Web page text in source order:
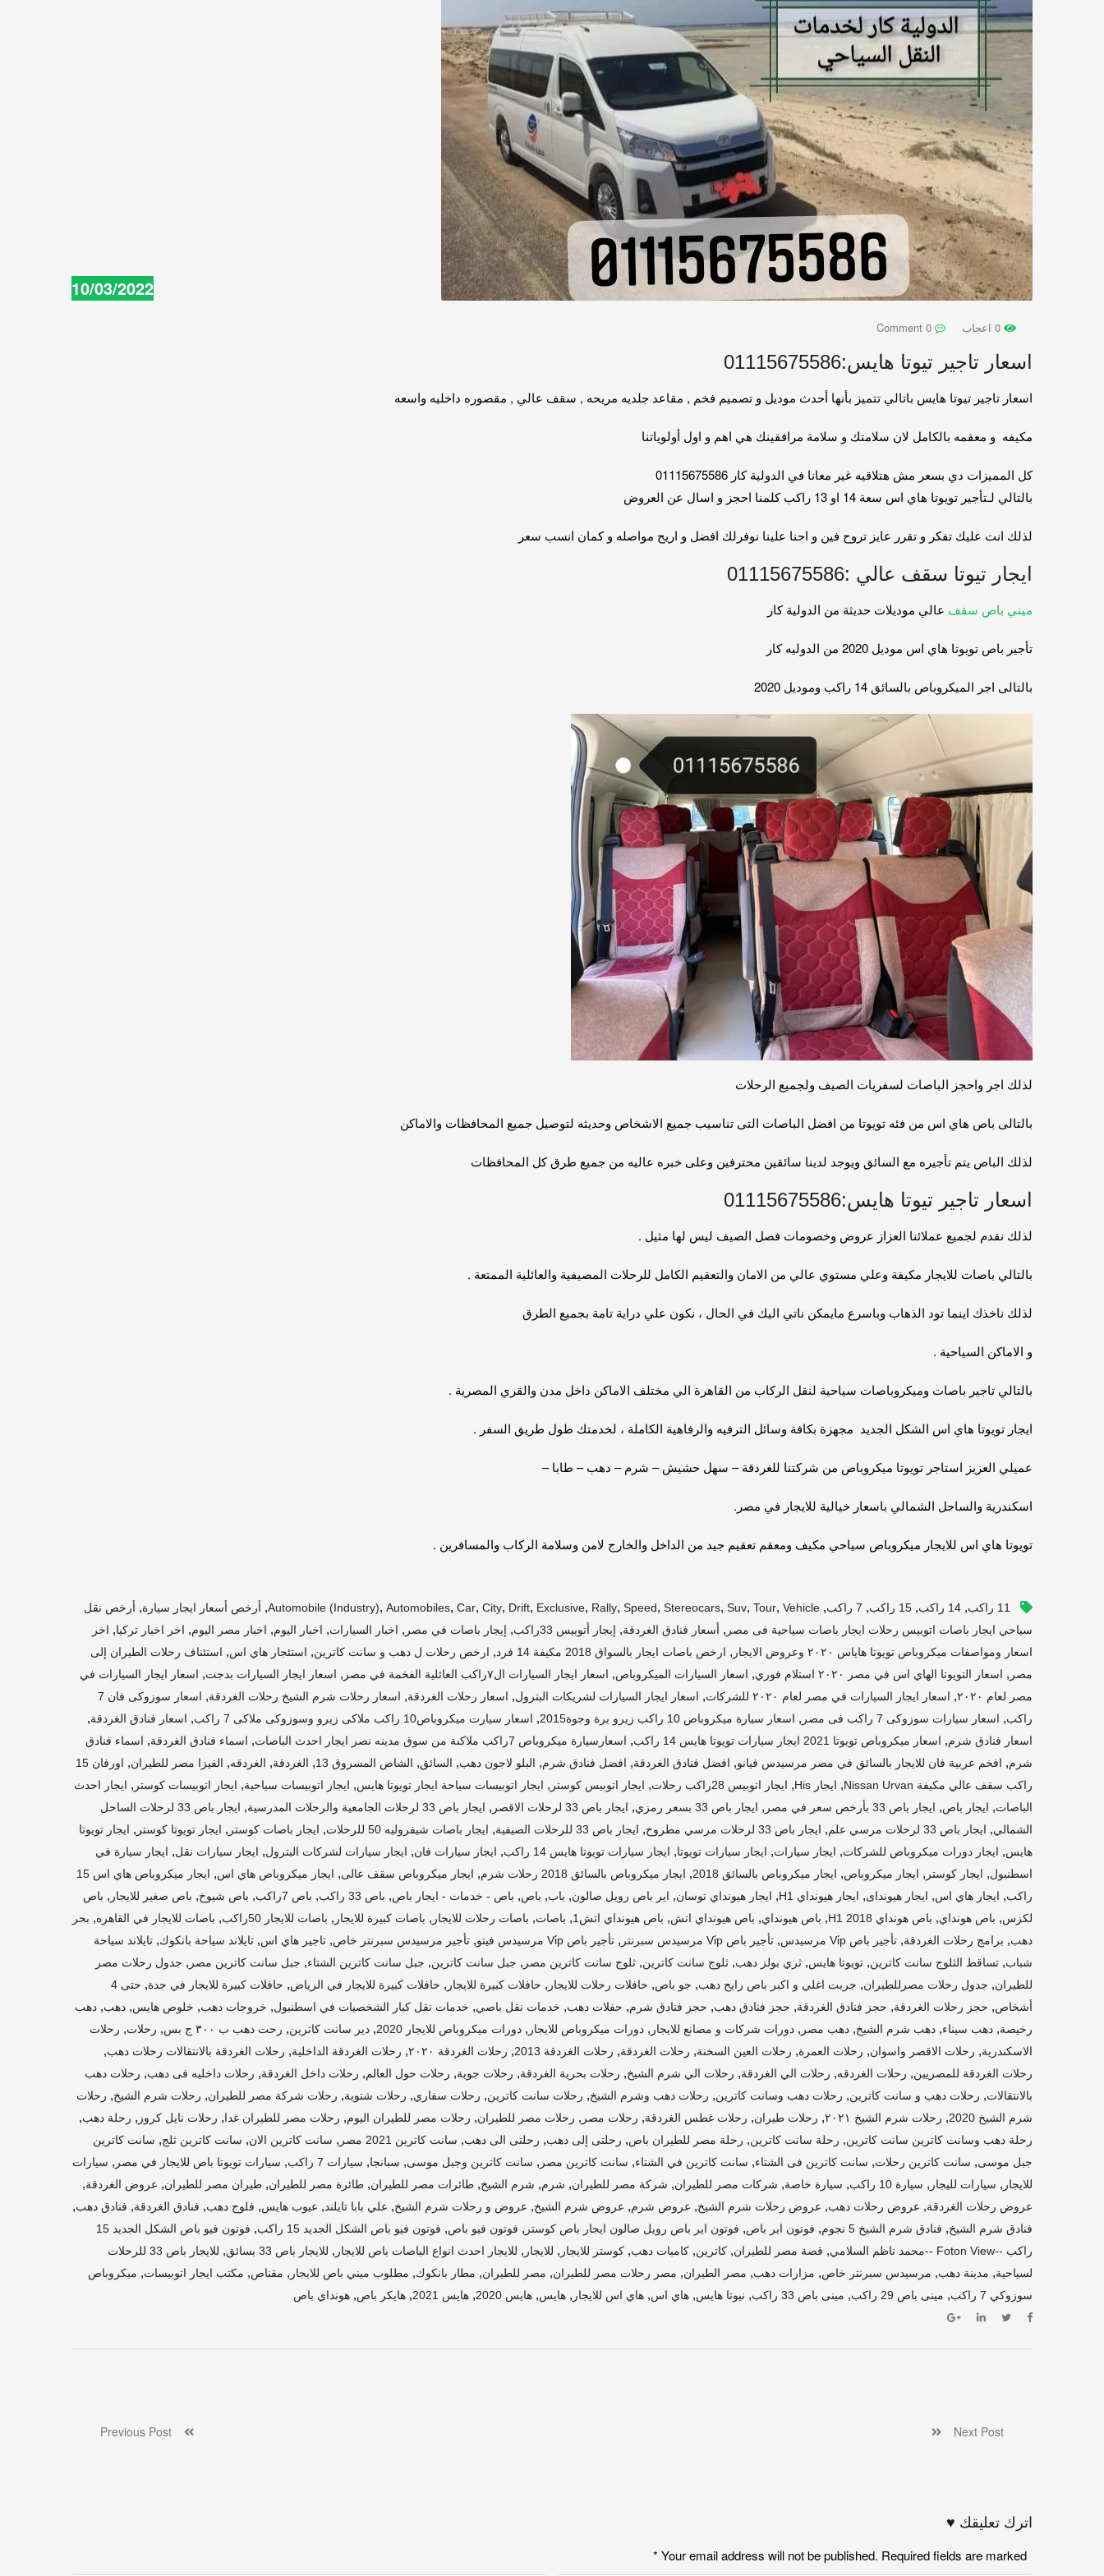
10/03/2022
اسعار تاجير تيوتا هايس:01115675586
اسعار تاجير تيوتا هايس باتالي تتميز بأنها أحدث موديل و تصميم فخم , مقاعد جلديه مريحه , سقف عالي , مقصوره داخليه واسعه
مكيفه و معقمه بالكامل لان سلامتك و سلامة مرافقينك هي اهم و اول أولوياتنا
كل المميزات دي بسعر مش هتلاقيه غير معانا في الدولية كار 01115675586
بالتالي لـتأجير تويوتا هاي اس سعة 14 او 13 راكب كلمنا احجز و اسال عن العروض
لذلك انت عليك تفكر و تقرر عايز تروح فين و احنا علينا نوفرلك افضل و اريح مواصله و كمان انسب سعر
ايجار تيوتا سقف عالي :01115675586
ميني باص سقف عالي موديلات حديثة من الدولية كار
تأجير باص تويوتا هاي اس موديل 2020 من الدوليه كار
بالتالى اجر الميكروباص بالسائق 14 راكب وموديل 2020
لذلك اجر واحجز الباصات لسفريات الصيف ولجميع الرحلات
بالتالى باص هاي اس من فئه تويوتا من افضل الباصات التى تناسيب جميع الاشخاص وحديثه لتوصيل جميع المحافظات والاماكن
لذلك الباص يتم تأجيره مع السائق ويوجد لدينا سائقين محترفين وعلى خبره عاليه من جميع طرق كل المحافظات
اسعار تاجير تيوتا هايس:01115675586
لذلك نقدم لجميع عملائنا العزاز عروض وخصومات فصل الصيف ليس لها مثيل .
بالتالي باصات للايجار مكيفة وعلي مستوي عالي من الامان والتعقيم الكامل للرحلات المصيفية والعائلية الممتعة .
لذلك ناخذك اينما تود الذهاب وباسرع مايمكن ناتي اليك في الحال ، نكون علي دراية تامة بجميع الطرق
و الاماكن السياحية .
بالتالي تاجير باصات وميكروباصات سياحية لنقل الركاب من القاهرة الي مختلف الاماكن داخل مدن والقري المصرية .
ايجار تويوتا هاي اس الشكل الجديد مجهزة بكافة وسائل الترفيه والرفاهية الكاملة ، لخدمتك طول طريق السفر .
عميلي العزيز استاجر تويوتا ميكروباص من شركتنا للغردقة – سهل حشيش – شرم – دهب – طابا –
اسكندرية والساحل الشمالي باسعار خيالية للايجار في مصر.
تويوتا هاي اس للايجار ميكروباص سياحي مكيف ومعقم تعقيم جيد من الداخل والخارج لامن وسلامة الركاب والمسافرين .
11 راكب , 14 راكب , 15 راكب , 7 راكب ,
Automobile (industry), Automobiles, Car, City, Drift, Exclusive, Rally, Speed, Stereocars, Suv, Tour, Vehicle
, أرخص أسعار ايجار سيارة, أرخص نقل
سياحي ايجار باصات اتوبيس رحلات ايجار باصات سياحية فى مصر , أسعار فنادق الغردقة, إيجار أتوبيس 33راكب , إيجار باصات في مصر , اخبار السيارات, اخبار اليوم, اخبار مصر اليوم, اخر اخبار تركيا, اخر
اسعار ومواصفات ميكروباص تويوتا هاياس ٢٠٢٠ وعروض الايجار
, ارخص باصات ايجار بالسواق 2018 مكيفة 14 فرد , ارخص رحلات ل دهب و سانت كاترين, استئجار هاي اس, استئناف رحلات الطيران إلى
مصر , اسعار التويوتا الهاي اس في مصر ٢٠٢٠ استلام فوري , اسعار السيارات الميكروباص, اسعار ايجار السيارات ال٧راكب العائلية الفخمة في مصر , اسعار ايجار السيارات بدجت, اسعار ايجار السيارات في
مصر لعام ٢٠٢٠
, اسعار ايجار السيارات في مصر لعام ٢٠٢٠ للشركات , اسعار ايجار السيارات لشريكات البترول, اسعار رحلات الغردقة, اسعار رحلات شرم الشيخ رحلات الغردقة,
اسعار سوزوكى فان 7
راكب, اسعار سيارات سوزوكى 7 راكب فى مصر , اسعار سيارة ميكروباص 10 راكب زيرو برة وجوة2015 , اسعار سيارت ميكروباص10 راكب ملاكى زيرو وسوزوكى ملاكى 7 راكب , اسعار فنادق الغردقة,
اسعار فنادق شرم, اسعار ميكروباص تويوتا 2021 ايجار سيارات تويوتا هايس 14 راكب , اسعارسيارة ميكروباص 7راكب ملاكىة من سوق مدينه نصر ايجار احدث الباصات , اسماء فنادق الغردقة, اسماء فنادق
شرم, افخم عربية فان للايجار بالسائق في مصر مرسيدس فيانو, افضل فنادق الغردقة, افضل فنادق شرم, البلو لاجون دهب, السائق, الشاص المسروق 13 , الغردقة, الغردقه, الفيزا مصر للطيران,
اورفان 15
راكب سقف عالي مكيفة Nissan Urvan
, ايجار His , ايجار اتوبيس 28راكب رحلات , ايجار اتوبيس كوستر , ايجار اتوبيسات سياحة ايجار تويوتا هايس, ايجار اتوبيسات سياحية, ايجار اتوبيسات كوستر , ايجار احدث
الباصات, ايجار باص, ايجار باص 33 بأرخص سعر في مصر , ايجار باص 33 بسعر رمزي , ايجار باص 33 لرحلات الاقصر , ايجار باص 33 لرحلات الجامعية والرحلات المدرسية ,
ايجار باص 33 لرحلات الساحل
الشمالي, ايجار باص 33 لرحلات مرسي علم , ايجار باص 33 لرحلات مرسي مطروح , ايجار باص 33 للرحلات الصيفية , ايجار باصات شيفروليه 50 للرحلات , ايجار باصات كوستر , ايجار تويوتا كوستر , ايجار تويوتا
هايس, ايجار دورات ميكروباص للشركات, ايجار سيارات, ايجار سيارات تويوتا, ايجار سيارات تويوتا هايس 14 راكب , ايجار سيارات فان, ايجار سيارات لشركات البترول, ايجار سيارات نقل, ايجار سيارة في
اسطنبول, ايجار كوستر , ايجار ميكروباص, ايجار ميكروباص بالسائق 2018 , ايجار ميكروباص بالسائق 2018 رحلات شرم , ايجار ميكروباص سقف عالى, ايجار ميكروباص هاي اس,
ايجار ميكروباص هاي اس 15
راكب, ايجار هاي اس, ايجار هيونداى, ايجار هيونداي H1 , ايجار هيونداي توسان, اير باص رويل صالون, باب, باص, باص - خدمات - ايجار باص, باص 33 راكب , باص 7راكب , باص شيوخ, باص صغير للايجار , باص
لكزس, باص هونداي, باص هونداي H1 2018 , باص هيونداي, باص هيونداي اتش, باص هيونداي اتش1 , باصات, باصات رحلات للايجار , باصات كبيرة للايجار , باصات للايجار 50راكب , باصات للايجار في القاهره, بحر
دهب, برامج رحلات الغردقة, تأجير باص Vi̇p مرسيدس , تأجير باص Vi̇p مرسيدس سبرنتر , تأجير باص Vi̇p مرسيدس فيتو , تأجير مرسيدس سبرنتر خاص, تاجير هاي اس, تايلاند سياحة بانكوك, تايلاند سياحة
شباب, تساقط الثلوج سانت كاترين, تويوتا هايس, ثري بولز دهب, ثلوج سانت كاترين, ثلوج سانت كاترين مصر , جبل سانت كاترين, جبل سانت كاترين الشتاء, جبل سانت كاترين مصر , جدول رحلات مصر
للطيران, جدول رحلات مصرللطيران, جربت اغلي و اكبر باص رايح دهب, جو باص, حافلات رحلات للايجار , حافلات كبيرة للايجار , حافلات كبيرة للايجار في الرياض, حافلات كبيرة للايجار في جدة,
حتى 4
أشخاص, حجز رحلات الغردقة, حجز فنادق الغردقة, حجز فنادق دهب, حجز فنادق شرم, حفلات دهب, خدمات نقل باصي, خدمات نقل كبار الشخصيات في اسطنبول, خروجات دهب, خلوص هايس, دهب, دهب
رخيصة, دهب سيناء, دهب شرم الشيخ, دهب مصر , دورات شركات و مصانع للايجار , دورات ميكروباص للايجار , دورات ميكروباص للايجار 2020 , دير سانت كاترين, رحت دهب ب ٣٠٠ ج بس , رحلات, رحلات
الاسكندرية, رحلات الاقصر واسوان, رحلات العمرة, رحلات العين السخنة, رحلات الغردقة, رحلات الغردقة 2013 , رحلات الغردقة ٢٠٢٠ , رحلات الغردقة الداخلية, رحلات الغردقة بالانتقالات رحلات دهب,
رحلات الغردقة للمصريين, رحلات الغردقه, رحلات الي الغردقة, رحلات الي شرم الشيخ, رحلات بحرية الغردقة, رحلات جوية, رحلات حول العالم, رحلات داخل الغردقة, رحلات داخليه فى دهب, رحلات دهب
بالانتقالات, رحلات دهب و سانت كاترين, رحلات دهب وسانت كاترين, رحلات دهب وشرم الشيخ, رحلات سانت كاترين, رحلات سفاري, رحلات شتوية, رحلات شركة مصر للطيران, رحلات شرم الشيخ, رحلات
شرم الشيخ 2020
, رحلات شرم الشيخ ٢٠٢١ , رحلات طيران, رحلات غطس الغردقة, رحلات مصر , رحلات مصر للطيران, رحلات مصر للطيران اليوم, رحلات مصر للطيران غدا, رحلات نايل كروز , رحلة دهب,
رحلة دهب وسانت كاترين سانت كاترين, رحلة سانت كاترين, رحلة مصر للطيران باص, رحلتى إلى دهب, رحلتى الى دهب, سانت كاترين 2021 مصر , سانت كاترين الان, سانت كاترين ثلج, سانت كاترين
جبل موسى, سانت كاترين رحلات, سانت كاترين فى الشتاء, سانت كاترين في الشتاء, سانت كاترين مصر , سانت كاترين وجبل موسى, سبانجا, سيارات 7 راكب , سيارات تويوتا باص للايجار في مصر , سيارات
للايجار , سيارات لليجار , سيارة 10 راكب , سيارة خاصة, شركات مصر للطيران, شركة مصر للطيران, شرم, شرم الشيخ, طائرات مصر للطيران, طائرة مصر للطيران, طيران مصر للطيران, عروض الغردقة,
عروض رحلات الغردقة, عروض رحلات دهب, عروض رحلات شرم الشيخ, عروض شرم, عروض شرم الشيخ, عروض و رحلات شرم الشيخ, علي بابا تايلند, عيوب هايس, فلوج دهب, فنادق الغردقة, فنادق دهب,
فنادق شرم الشيخ, فنادق شرم الشيخ 5 نجوم , فوتون اير باص, فوتون اير باص رويل صالون ايجار باص كوستر , فوتون فيو باص, فوتون فيو باص الشكل الجديد 15 راكب ,
فوتون فيو باص الشكل الجديد 15
راكب --Foton View --محمد ناظم السلامي
, قصة مصر للطيران, كاترين, كامبات دهب, كوستر للايجار , للايجار , للايجار احدث انواع الباصات باص للايجار , للايجار باص 33 بسائق ,
للايجار باص 33 للرحلات
لسياحية, مدينة دهب, مرسيدس سبرنتر خاص, مزارات دهب, مصر الطيران, مصر رحلات مصر للطيران, مصر للطيران, مطار بانكوك, مطلوب ميني باص للايجار , مقناص, مكتب ايجار اتوبيسات, ميكروباص
سوزوكي 7 راكب
, مينى باص 29 راكب , مينى باص 33 راكب , نيوتا هايس, هاي اس, هاي اس للايجار , هايس, هايس 2020 , هايس 2021 , هايكر باص, هونداي باص
Next Post
اترك تعليقك ♥
Your email address will not be published. Required fields are marked
*